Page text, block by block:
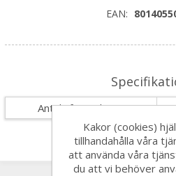
EAN:
Antal i förpackning
Kakor (cookies)
tillhandahålla våra
att använda våra
du att vi behöver